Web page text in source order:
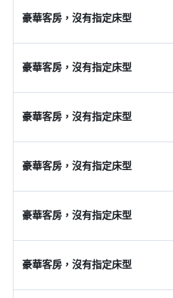
豪華客房，沒有指定床型
豪華客房，沒有指定床型
豪華客房，沒有指定床型
豪華客房，沒有指定床型
豪華客房，沒有指定床型
豪華客房，沒有指定床型